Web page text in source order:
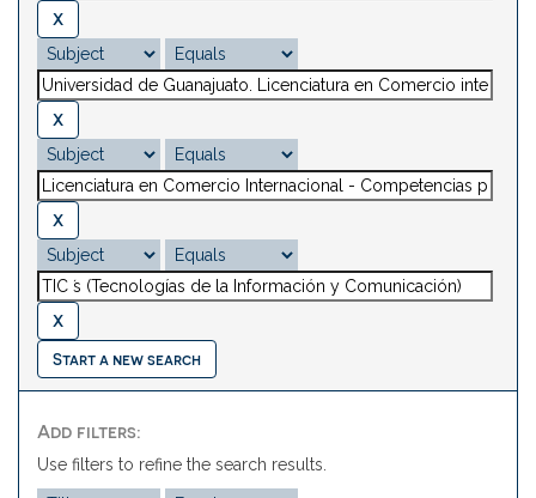
Start a new search
Add filters:
Use filters to refine the search results.